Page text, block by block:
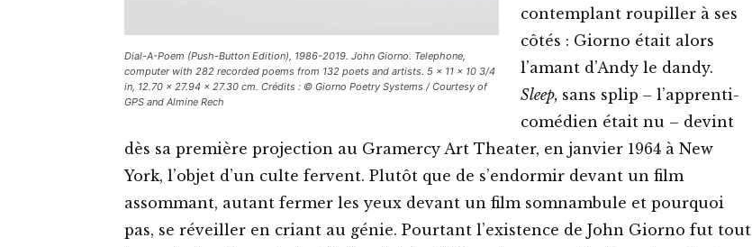
Dial-A-Poem (Push-Button Edition), 1986-2019. John Giorno. Telephone,
computer with 282 recorded poems from 132 poets and artists. 5 x 11 x 10 3/4
in, 12.70 x 27.94 x 27.30 cm. Crédits : © Giorno Poetry Systems / Courtesy of
GPS and Almine Rech
contemplant roupiller à ses
côtés : Giorno était alors
l’amant d’Andy le dandy.
Sleep, sans splip – l’apprenti-
comédien était nu – devint
dès sa première projection au Gramercy Art Theater, en janvier 1964 à New
York, l’objet d’un culte fervent. Plutôt que de s’endormir devant un film
assommant, autant fermer les yeux devant un film somnambule et pourquoi
pas, se réveiller en criant au génie. Pourtant l’existence de John Giorno fut tout